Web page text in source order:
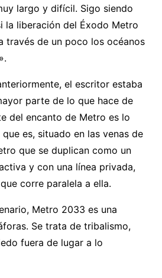
largo y difícil. Sigo siendo
la liberación del Éxodo Metro
través de un poco los océanos
el escritor estaba
parte de lo que hace de
del encanto de Metro es lo
es, situado en las venas de
que se duplican como un
y con una línea privada,
corre paralela a ella.
Metro 2033 es una
Se trata de tribalismo,
fuera de lugar a lo